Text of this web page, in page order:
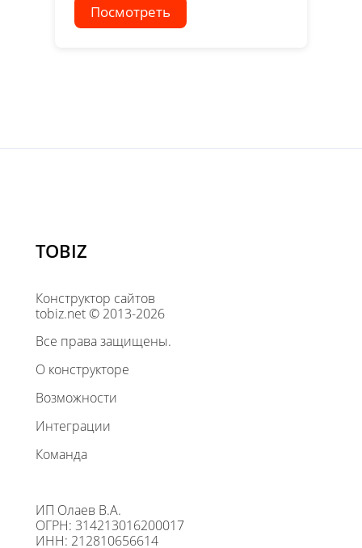
Посмотреть
TOBIZ
Конструктор сайтов
tobiz.net © 2013-2026
Все права защищены.
О конструкторе
Возможности
Интеграции
Команда
ИП Олаев В.А.
ОГРН: 314213016200017
ИНН: 212810656614